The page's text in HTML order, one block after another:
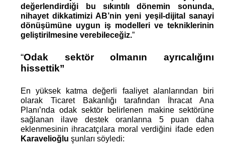
değerlendirdiği bu sıkıntılı dönemin sonunda,
nihayet dikkatimizi AB’nin yeni yeşil-dijital sanayi
dönüşümüne uygun iş modelleri ve tekniklerinin
geliştirilmesine verebileceğiz.”
“Odak sektör olmanın ayrıcalığını
hissettik”
En yüksek katma değerli faaliyet alanlarından biri
olarak Ticaret Bakanlığı tarafından İhracat Ana
Planı’nda odak sektör belirlenen makine sektörüne
sağlanan ilave destek oranlarına 5 puan daha
Karavelioğlu şunları söyledi: